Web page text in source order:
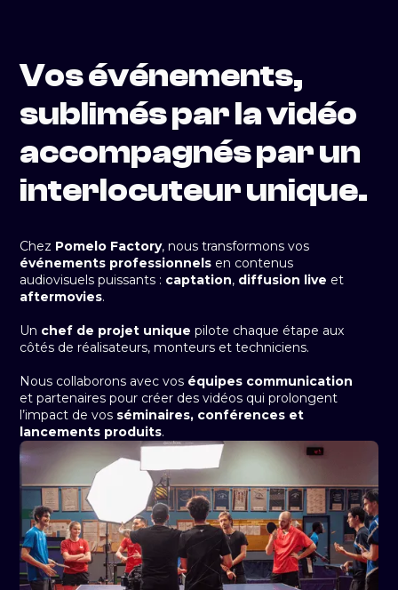
Vos événements,
sublimés par la vidéo
accompagnés par un
interlocuteur unique.
Chez Pomelo Factory, nous transformons vos
événements professionnels en contenus
audiovisuels puissants : captation, diffusion live et
aftermovies.
Un chef de projet unique pilote chaque étape aux
côtés de réalisateurs, monteurs et techniciens.
Nous collaborons avec vos équipes communication
et partenaires pour créer des vidéos qui prolongent
l’impact de vos séminaires, conférences et
lancements produits.